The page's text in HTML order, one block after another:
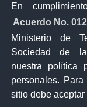
En
Acuerdo No.
Ministerio de
Sociedad de la
nuestra política
personales.
sitio debe
Entérate